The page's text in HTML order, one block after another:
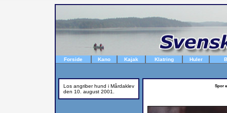
Forside Kano Kajak Klatring Huler
Los angriber hund i Mårdaklev
den 10. august 2001.
Spor